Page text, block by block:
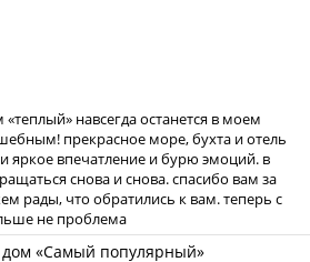
навсегда останется в моем
прекрасное море, бухта и отель
яркое впечатление и бурю эмоций. в
снова и снова. спасибо вам за
рады, что обратились к вам. теперь с
не проблема